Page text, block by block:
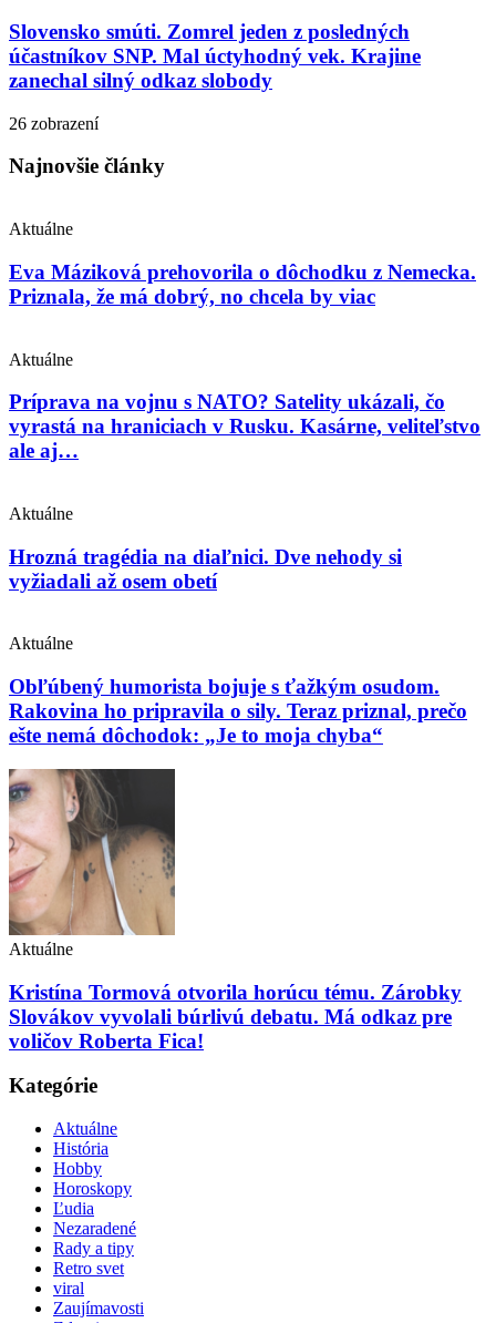
Slovensko smúti. Zomrel jeden z posledných
účastníkov SNP. Mal úctyhodný vek. Krajine
zanechal silný odkaz slobody
26 zobrazení
Najnovšie články
Aktuálne
Eva Máziková prehovorila o dôchodku z Nemecka.
Priznala, že má dobrý, no chcela by viac
Aktuálne
Príprava na vojnu s NATO? Satelity ukázali, čo
vyrastá na hraniciach v Rusku. Kasárne, veliteľstvo
ale aj…
Aktuálne
Hrozná tragédia na diaľnici. Dve nehody si
vyžiadali až osem obetí
Aktuálne
Obľúbený humorista bojuje s ťažkým osudom.
Rakovina ho pripravila o sily. Teraz priznal, prečo
ešte nemá dôchodok: „Je to moja chyba“
Aktuálne
Kristína Tormová otvorila horúcu tému. Zárobky
Slovákov vyvolali búrlivú debatu. Má odkaz pre
voličov Roberta Fica!
Kategórie
Aktuálne
História
Hobby
Horoskopy
Ľudia
Nezaradené
Rady a tipy
Retro svet
viral
Zaujímavosti